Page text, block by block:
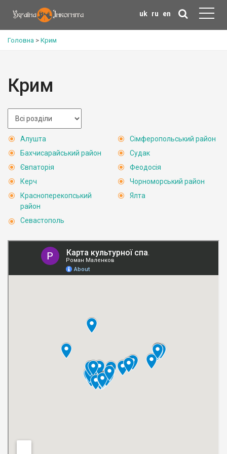
uk ru en
Головна > Крим
Крим
Алушта
Бахчисарайський район
Євпаторія
Керч
Красноперекопський
район
Севастополь
Сімферопольський район
Судак
Феодосія
Чорноморський район
Ялта